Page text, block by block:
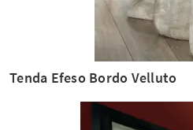
Tenda Efeso Bordo Velluto